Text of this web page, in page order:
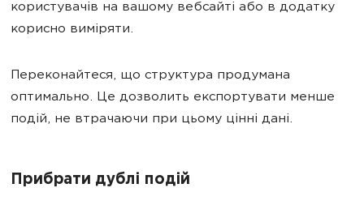
користувачів на вашому вебсайті або в додатку
корисно виміряти.
Переконайтеся, що структура продумана
оптимально. Це дозволить експортувати менше
подій, не втрачаючи при цьому цінні дані.
Прибрати дублі подій